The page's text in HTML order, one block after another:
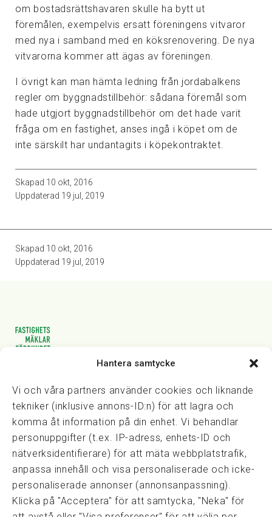
Hantera samtycke
Vi och våra partners använder cookies och liknande
tekniker (inklusive annons-ID:n) för att lagra och
komma åt information på din enhet. Vi behandlar
personuppgifter (t.ex. IP-adress, enhets-ID och
nätverksidentifierare) för att mäta webbplatstrafik,
anpassa innehåll och visa personaliserade och icke-
personaliserade annonser (annonsanpassning).
Klicka på "Acceptera" för att samtycka, "Neka" för
om bostadsrättshavaren skulle ha bytt ut
föremålen, exempelvis ersatt föreningens vitvaror
med nya i samband med en köksrenovering. De nya
vitvarorna kommer att ägas av föreningen.
I övrigt kan man hämta ledning från jordabalkens
regler om byggnadstillbehör: sådana föremål som
hade utgjort byggnadstillbehör om det hade varit
fråga om en fastighet, anses ingå i köpet om de
inte särskilt har undantagits i köpekontraktet.
Skapad 10 okt, 2016
Uppdaterad 19 jul, 2019
Skapad 10 okt, 2016
Uppdaterad 19 jul, 2019
Vasagatan 28, 111 20 Stockholm
kansli@fmf.se
Snabblänkar
Prisexempel
Medarbetare
Policies & integritet
Information om Cookie-hantering och Google Analytics